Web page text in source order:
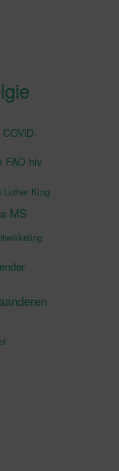
COVID-
FAO hiv
Luther King
MS